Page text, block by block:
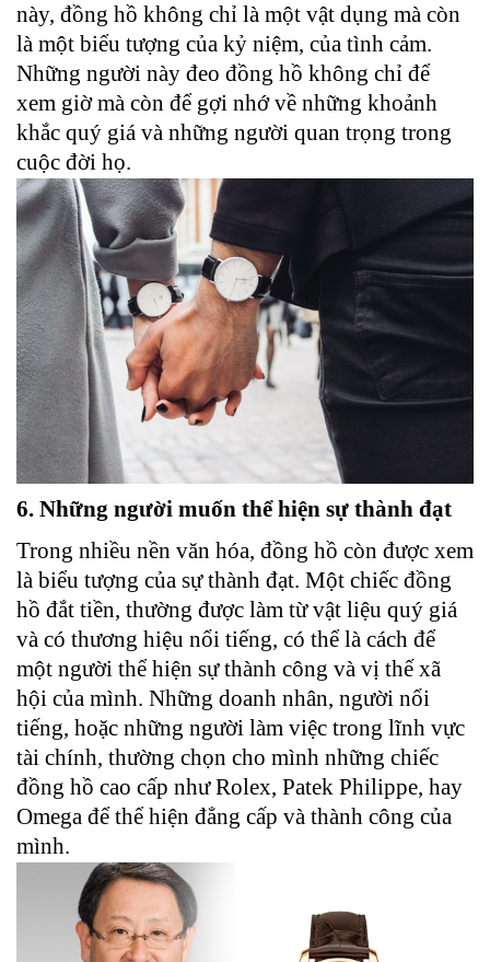
này, đồng hồ không chỉ là một vật dụng mà còn
là một biểu tượng của kỷ niệm, của tình cảm.
Những người này đeo đồng hồ không chỉ để
xem giờ mà còn để gợi nhớ về những khoảnh
khắc quý giá và những người quan trọng trong
cuộc đời họ.
6. Những người muốn thể hiện sự thành đạt
Trong nhiều nền văn hóa, đồng hồ còn được xem
là biểu tượng của sự thành đạt. Một chiếc đồng
hồ đắt tiền, thường được làm từ vật liệu quý giá
và có thương hiệu nổi tiếng, có thể là cách để
một người thể hiện sự thành công và vị thế xã
hội của mình. Những doanh nhân, người nổi
tiếng, hoặc những người làm việc trong lĩnh vực
tài chính, thường chọn cho mình những chiếc
đồng hồ cao cấp như Rolex, Patek Philippe, hay
Omega để thể hiện đẳng cấp và thành công của
mình.